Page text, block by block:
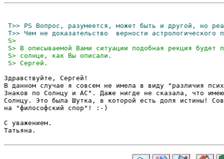
Здравствуйте, Сергей!
В данном случае я совсем не имела в виду "различия
Знаков по Солнцу и АС". Даже нигде не сказала, что
Солнцу. Это была Шутка, в которой есть доля истины!
на "философский спор"! :-)
С уважением.
Татьяна.